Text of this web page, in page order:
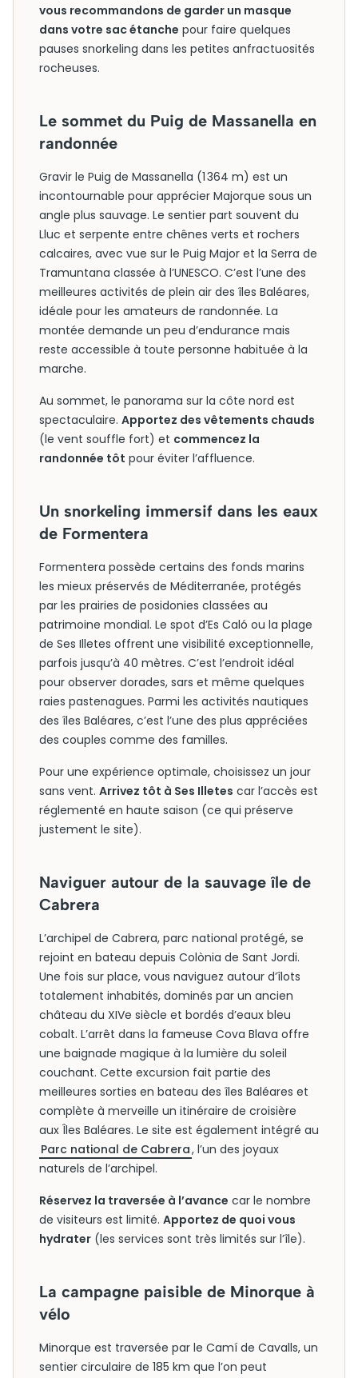
vous recommandons de garder un masque
dans votre sac étanche pour faire quelques
pauses snorkeling dans les petites anfractuosités
rocheuses.
Le sommet du Puig de Massanella en
randonnée
Gravir le Puig de Massanella (1 364 m) est un
incontournable pour apprécier Majorque sous un
angle plus sauvage. Le sentier part souvent du
Lluc et serpente entre chênes verts et rochers
calcaires, avec vue sur le Puig Major et la Serra de
Tramuntana classée à l’UNESCO. C’est l’une des
meilleures activités de plein air des îles Baléares,
idéale pour les amateurs de randonnée. La
montée demande un peu d’endurance mais
reste accessible à toute personne habituée à la
marche.
Au sommet, le panorama sur la côte nord est
spectaculaire. Apportez des vêtements chauds
(le vent souffle fort) et commencez la
randonnée tôt pour éviter l’affluence.
Un snorkeling immersif dans les eaux
de Formentera
Formentera possède certains des fonds marins
les mieux préservés de Méditerranée, protégés
par les prairies de posidonies classées au
patrimoine mondial. Le spot d’Es Caló ou la plage
de Ses Illetes offrent une visibilité exceptionnelle,
parfois jusqu’à 40 mètres. C’est l’endroit idéal
pour observer dorades, sars et même quelques
raies pastenagues. Parmi les activités nautiques
des îles Baléares, c’est l’une des plus appréciées
des couples comme des familles.
Pour une expérience optimale, choisissez un jour
sans vent. Arrivez tôt à Ses Illetes car l’accès est
réglementé en haute saison (ce qui préserve
justement le site).
Naviguer autour de la sauvage île de
Cabrera
L’archipel de Cabrera, parc national protégé, se
rejoint en bateau depuis Colònia de Sant Jordi.
Une fois sur place, vous naviguez autour d’îlots
totalement inhabités, dominés par un ancien
château du XIVe siècle et bordés d’eaux bleu
cobalt. L’arrêt dans la fameuse Cova Blava offre
une baignade magique à la lumière du soleil
couchant. Cette excursion fait partie des
meilleures sorties en bateau des îles Baléares et
complète à merveille un itinéraire de croisière
aux Îles Baléares. Le site est également intégré au
Parc national de Cabrera, l’un des joyaux
naturels de l’archipel.
Réservez la traversée à l’avance car le nombre
de visiteurs est limité. Apportez de quoi vous
hydrater (les services sont très limités sur l’île).
La campagne paisible de Minorque à
vélo
Minorque est traversée par le Camí de Cavalls, un
sentier circulaire de 185 km que l’on peut